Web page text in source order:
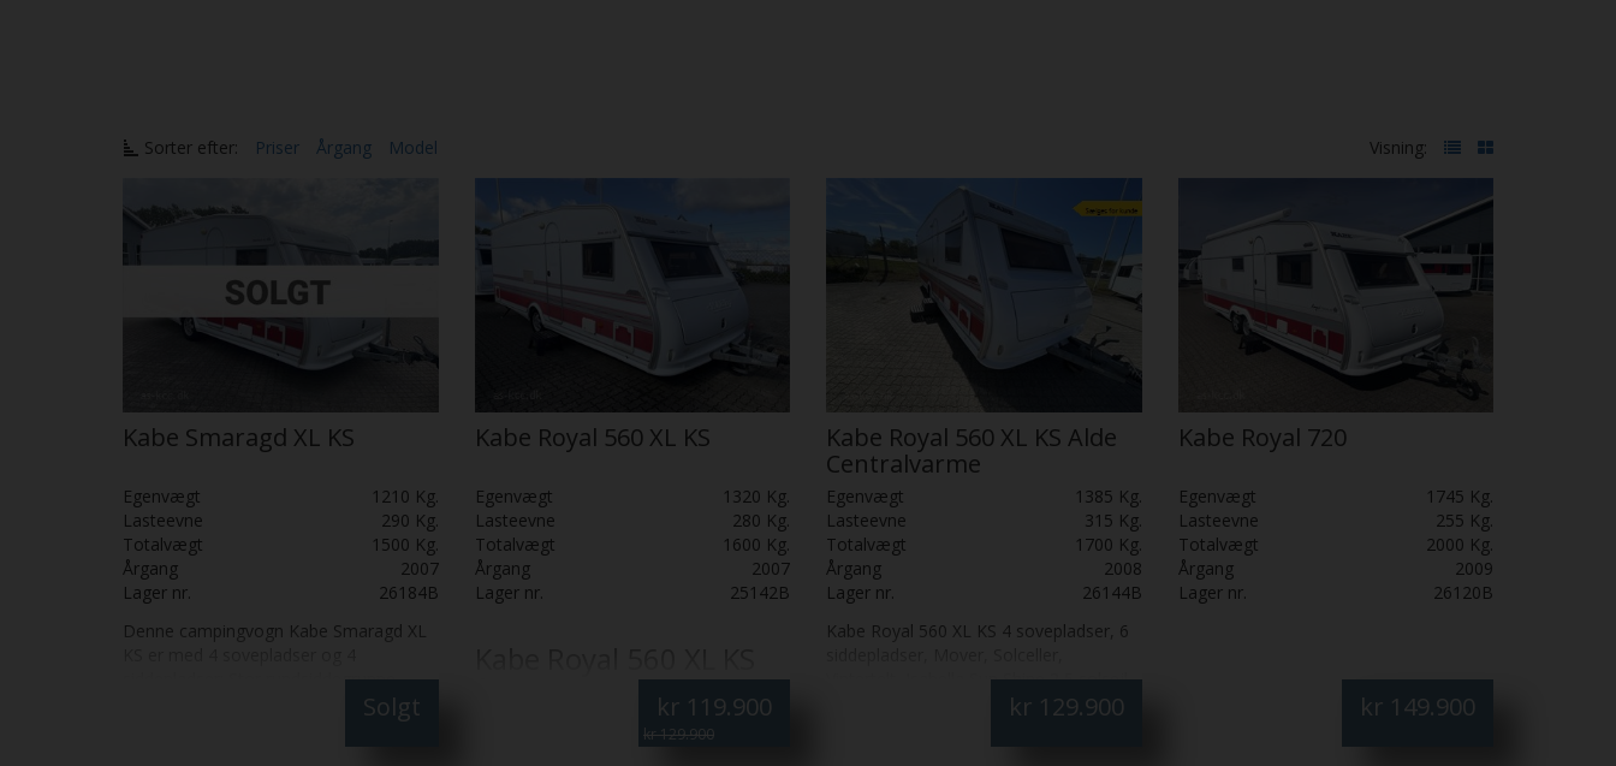
Sorter efter: Priser Årgang Model Visning:
Kabe Smaragd XL KS
Egenvægt
1210 Kg.
Lasteevne
290 Kg.
Totalvægt
1500 Kg.
Årgang
2007
Lager nr.
26184B
Denne campingvogn Kabe Smaragd XL
siddepladser: Stor rundsiddegruppe,
Stort køkken med emhætte, Ovn og
stor kølefryseskab, Stor dobbeltseng,
Badeværelse med bruser, Alde
Solgt
Kabe Royal 560 XL KS
Egenvægt
1320 Kg.
Lasteevne
280 Kg.
Totalvægt
1600 Kg.
Årgang
2007
Lager nr.
25142B
vintage kult-klassikerfra KABE, fyldt
med nostalgiske detaljer og moderne
kr 119.900
kr 129.900
Kabe Royal 560 XL KS Alde
Centralvarme
Egenvægt
1385 Kg.
Lasteevne
315 Kg.
Totalvægt
1700 Kg.
Årgang
2008
Lager nr.
26144B
Kabe Royal 560 XL KS 4 sovepladser, 6
Vintertelt, Isabella Sun Shine 2,5 solsejl.
Gasalarm, kulilte alarm, blæser til
rundsiddegruppen, dobbeltseng. Alde
kr 129.900
Kabe Royal 720
Egenvægt
1745 Kg.
Lasteevne
255 Kg.
Totalvægt
2000 Kg.
Årgang
2009
Lager nr.
26120B
kr 149.900